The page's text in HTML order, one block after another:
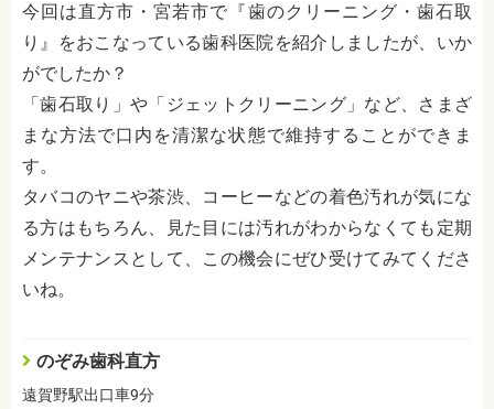
今回は直方市・宮若市で『歯のクリーニング・歯石取
り』をおこなっている歯科医院を紹介しましたが、いか
がでしたか？
「歯石取り」や「ジェットクリーニング」など、さまざ
まな方法で口内を清潔な状態で維持することができま
す。
タバコのヤニや茶渋、コーヒーなどの着色汚れが気にな
る方はもちろん、見た目には汚れがわからなくても定期
メンテナンスとして、この機会にぜひ受けてみてくださ
いね。
のぞみ歯科直方
遠賀野駅出口車9分